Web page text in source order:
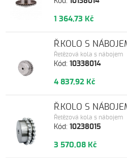
1 364,73 Kč
Kód:10338014
Řetězová kola s nábojem
Ř.KOLO S
4 837,92 Kč
Kód:10238015
Řetězová kola s nábojem
Ř.KOLO S
3 570,08 Kč